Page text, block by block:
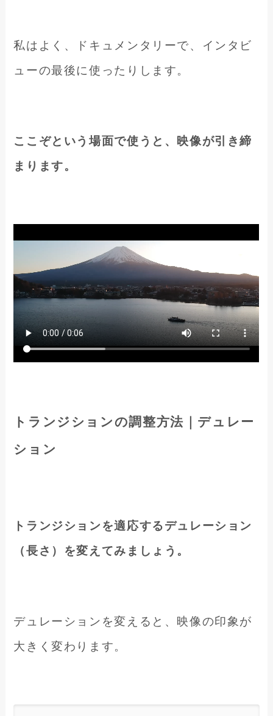
私はよく、ドキュメンタリーで、インタビ
ューの最後に使ったりします。
ここぞという場面で使うと、映像が引き締
まります。
トランジションの調整方法｜デュレー
ション
トランジションを適応するデュレーション
（長さ）を変えてみましょう。
デュレーションを変えると、映像の印象が
大きく変わります。